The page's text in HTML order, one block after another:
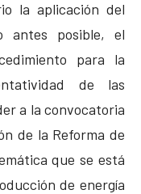
la aplicación del
antes posible, el
para la
de las
a la convocatoria
de la Reforma de
que se está
de energía